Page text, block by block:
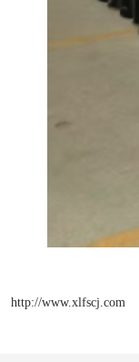
http://www.xlfscj.com